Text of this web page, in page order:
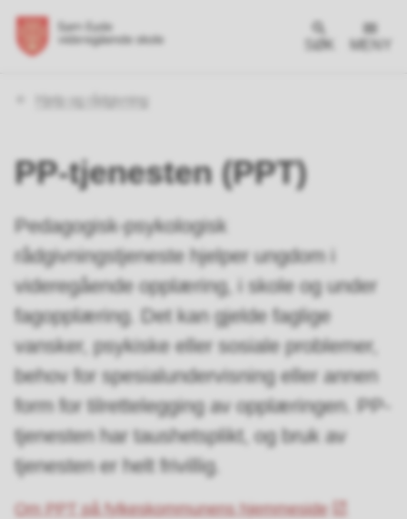
SØK MENY
Hjelp og rådgivning
PP-tjenesten (PPT)
Pedagogisk-psykologisk
rådgivningstjeneste hjelper ungdom i
videregående opplæring, i skole og under
fagopplæring. Det kan gjelde faglige
vansker, psykiske eller sosiale problemer,
behov for spesialundervisning eller annen
form for tilrettelegging av opplæringen. PP-
tjenesten har taushetsplikt, og bruk av
tjenesten er helt frivillig.
Om PPT på fylkeskommunens hjemmeside